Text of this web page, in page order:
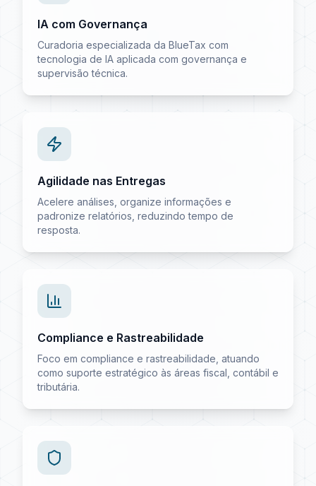
IA com Governança
Curadoria especializada da BlueTax com
tecnologia de IA aplicada com governança e
supervisão técnica.
Agilidade nas Entregas
Acelere análises, organize informações e
padronize relatórios, reduzindo tempo de
resposta.
Compliance e Rastreabilidade
Foco em compliance e rastreabilidade, atuando
como suporte estratégico às áreas fiscal, contábil e
tributária.